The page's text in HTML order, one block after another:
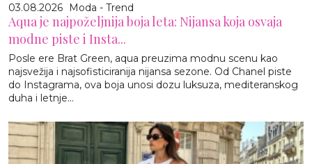
03.08.2026 Moda - Trend
Aqua je najpoželjnija boja leta: Nijansa koja osvaja
modne piste i Insta...
Posle ere Brat Green, aqua preuzima modnu scenu kao
najsvežija i najsofisticiranija nijansa sezone. Od Chanel piste
do Instagrama, ova boja unosi dozu luksuza, mediteranskog
duha i letnje...